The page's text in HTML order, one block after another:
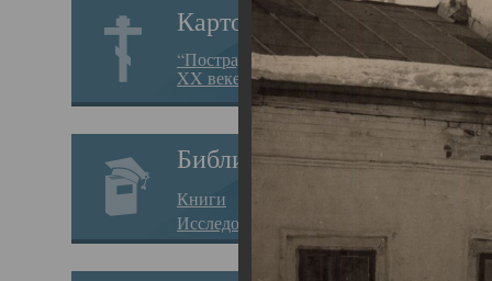
Картотека
“Пострадавшие за веру в
XX веке на Севере”
Библиотека
Книги
Исследования